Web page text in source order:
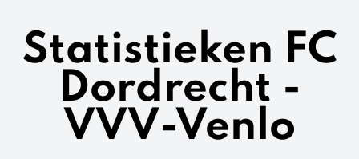
Statistieken FC
Dordrecht -
VVV-Venlo